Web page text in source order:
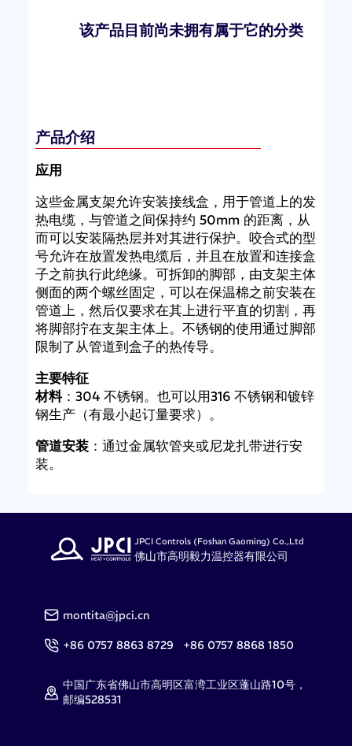
该产品目前尚未拥有属于它的分类
产品介绍
应用
这些金属支架允许安装接线盒，用于管道上的发
热电缆，与管道之间保持约 50mm 的距离，从
而可以安装隔热层并对其进行保护。咬合式的型
号允许在放置发热电缆后，并且在放置和连接盒
子之前执行此绝缘。可拆卸的脚部，由支架主体
侧面的两个螺丝固定，可以在保温棉之前安装在
管道上，然后仅要求在其上进行平直的切割，再
将脚部拧在支架主体上。不锈钢的使用通过脚部
限制了从管道到盒子的热传导。
主要特征
材料：304 不锈钢。也可以用316 不锈钢和镀锌
钢生产（有最小起订量要求）。
管道安装：通过金属软管夹或尼龙扎带进行安
装。
JPCI Controls (Foshan Gaoming) Co.,Ltd
佛山市高明毅力温控器有限公司
montita@jpci.cn
+86 0757 8863 8729 +86 0757 8868 1850
中国广东省佛山市高明区富湾工业区蓬山路10号，
邮编528531